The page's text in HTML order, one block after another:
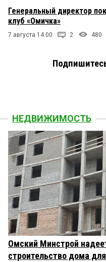
Генеральный директор
клуб «Омичка»
7 августа 14:00 2 480
НЕДВИЖИМОСТЬ
Омский Минстрой
строительство дома